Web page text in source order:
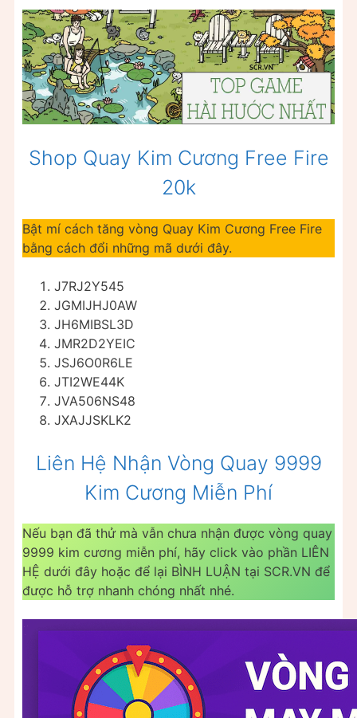
Shop Quay Kim Cương Free Fire
20k
Bật mí cách tăng vòng Quay Kim Cương Free Fire
bằng cách đổi những mã dưới đây.
J7RJ2Y545
JGMIJHJ0AW
JH6MIBSL3D
JMR2D2YEIC
JSJ6O0R6LE
JTI2WE44K
JVA506NS48
JXAJJSKLK2
Liên Hệ Nhận Vòng Quay 9999
Kim Cương Miễn Phí
Nếu bạn đã thử mà vẫn chưa nhận được vòng quay
9999 kim cương miễn phí, hãy click vào phần LIÊN
HỆ dưới đây hoặc để lại BÌNH LUẬN tại SCR.VN để
được hỗ trợ nhanh chóng nhất nhé.